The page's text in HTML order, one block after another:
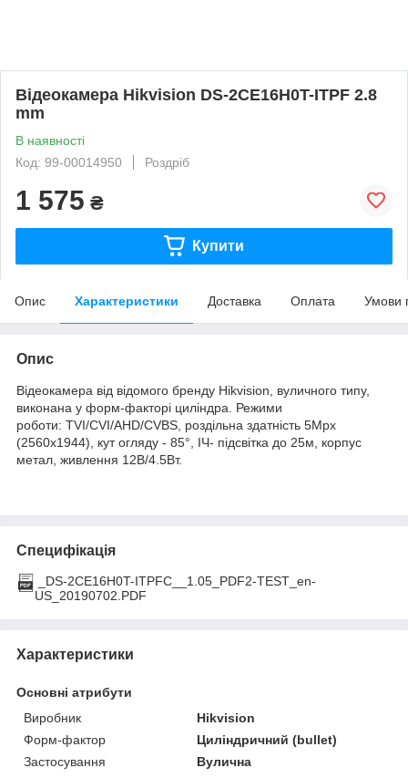
Відеокамера Hikvision DS-2CE16H0T-ITPF 2.8
mm
В наявності
Код: 99-00014950
Роздріб
1 575 ₴
Купити
Опис Характеристики Доставка Оплата Умови
Опис
Відеокамера від відомого бренду Hikvision, вуличного типу,
виконана у форм-факторі циліндра. Режими
роботи: TVI/CVI/AHD/CVBS, роздільна здатність 5Мрх
(2560x1944), кут огляду - 85°, ІЧ- підсвітка до 25м, корпус
метал, живлення 12В/4.5Вт.
Специфікація
_DS-2CE16H0T-ITPFC__1.05_PDF2-TEST_en-
US_20190702.PDF
Характеристики
Основні атрибути
Виробник
Hikvision
Форм-фактор
Циліндричний (bullet)
Застосування
Вулична